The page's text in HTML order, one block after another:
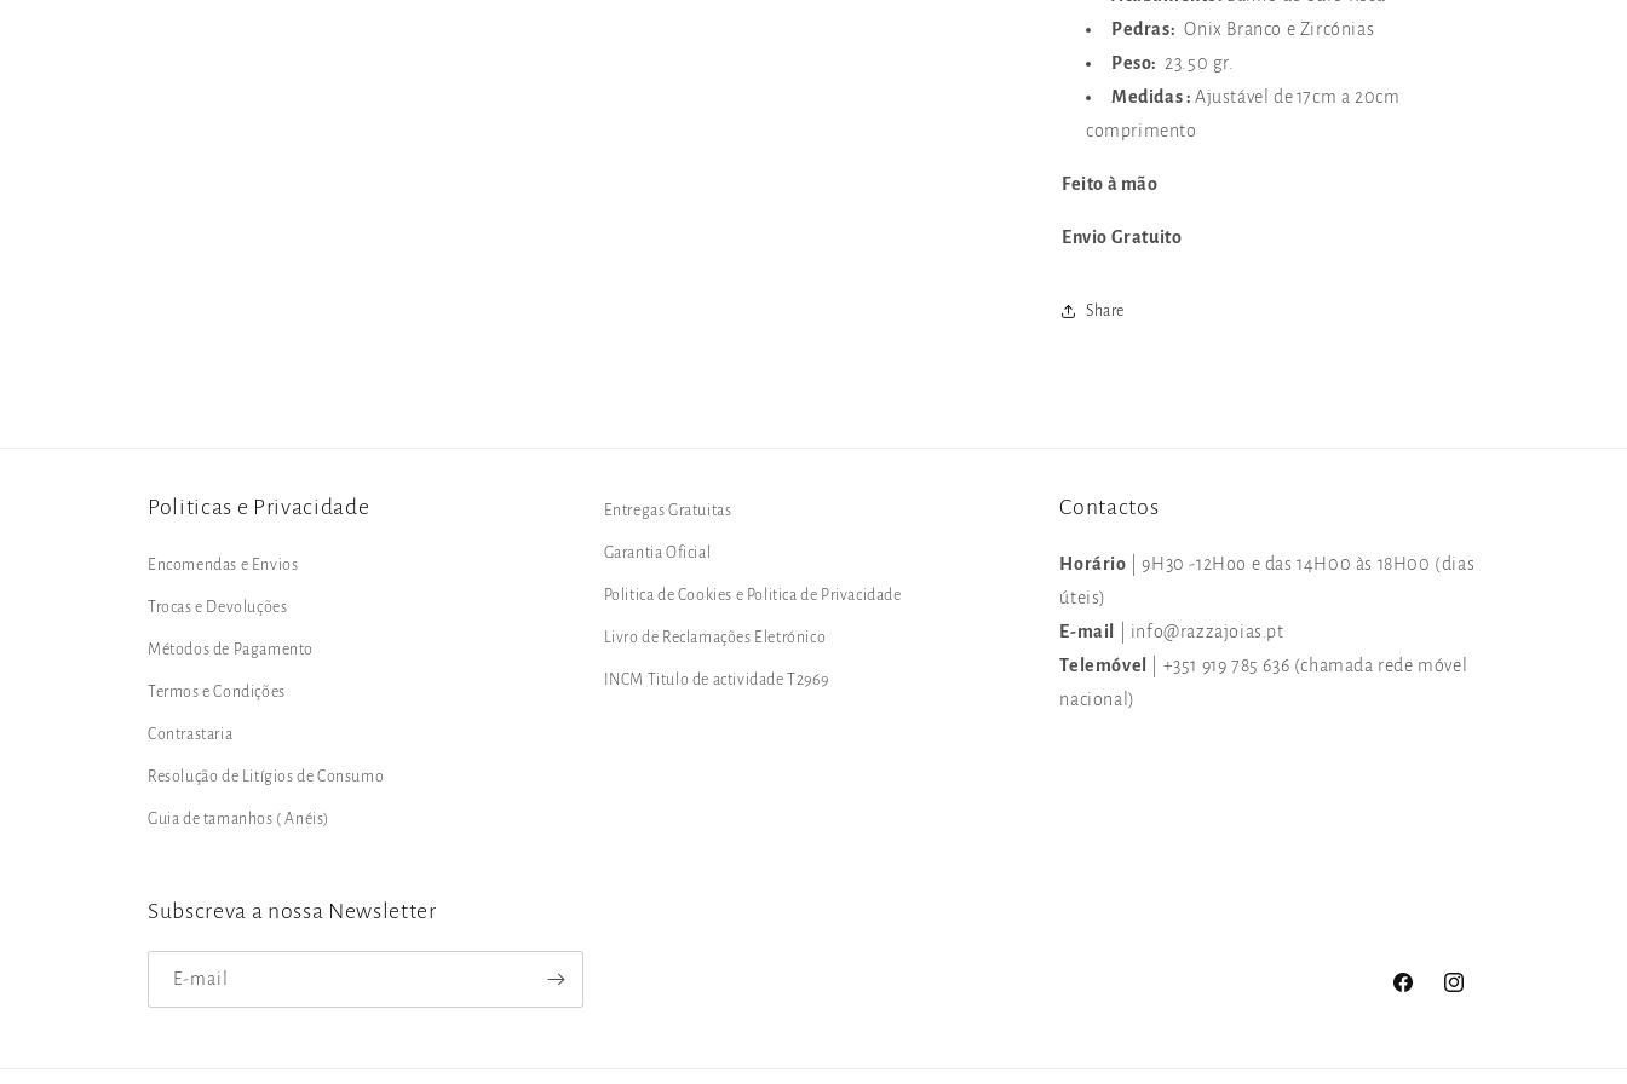
Pedras: Onix Branco e Zircónias
Peso: 23.50 gr.
Medidas : Ajustável de17cm a 20cm
comprimento
Feito à mão
Envio Gratuito
Share
Politicas e Privacidade
Encomendas e Envios
Trocas e Devoluções
Métodos de Pagamento
Termos e Condições
Contrastaria
Resolução de Litígios de Consumo
Guia de tamanhos ( Anéis)
Entregas Gratuitas
Garantia Oficial
Politica de Cookies e Politica de Privacidade
Livro de Reclamações Eletrónico
INCM Titulo de actividade T2969
Contactos
Horário | 9H30 -12Hoo e das 14H00 às 18H00 (dias
úteis)
E-mail
| info@razzajoias.pt
Telemóvel
| +351 919 785 636 (chamada rede móvel
nacional)
Subscreva a nossa Newsletter
E-mail
FacebookInstagram